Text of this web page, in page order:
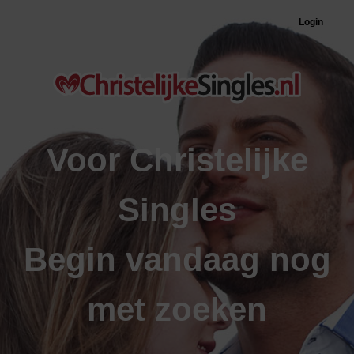
Login
Voor Christelijke
Singles
Begin vandaag nog
met zoeken